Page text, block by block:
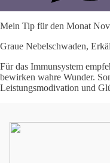
Mein Tip für den Monat
Graue Nebelschwaden,
Für das Immunsystem
bewirken wahre Wunder.
Leistungsmodivation und